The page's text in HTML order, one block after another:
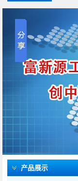
产品展示